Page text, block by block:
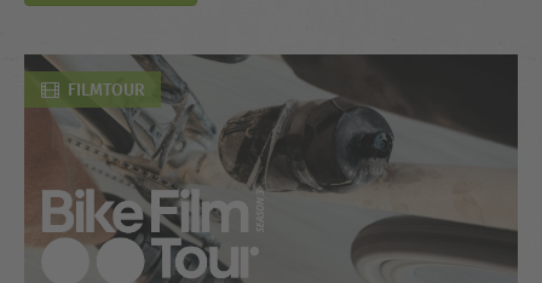
FILMTOUR